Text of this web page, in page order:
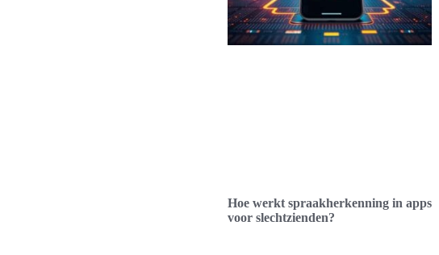
Hoe werkt spraakherkenning in apps
voor slechtzienden?